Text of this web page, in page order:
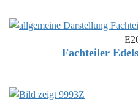
Fachteiler